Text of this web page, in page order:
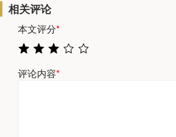
相关评论
本文评分*
评论内容*